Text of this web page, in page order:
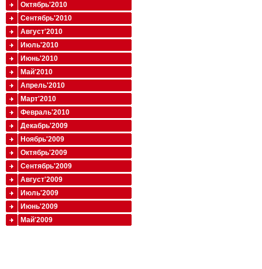
Октябрь'2010
Сентябрь'2010
Август'2010
Июль'2010
Июнь'2010
Май'2010
Апрель'2010
Март'2010
Февраль'2010
Декабрь'2009
Ноябрь'2009
Октябрь'2009
Сентябрь'2009
Август'2009
Июль'2009
Июнь'2009
Май'2009